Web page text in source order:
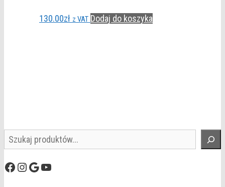
130.00zł z VAT Dodaj do koszyka
Szukaj
Facebook
Instagram
GoogleYouTube